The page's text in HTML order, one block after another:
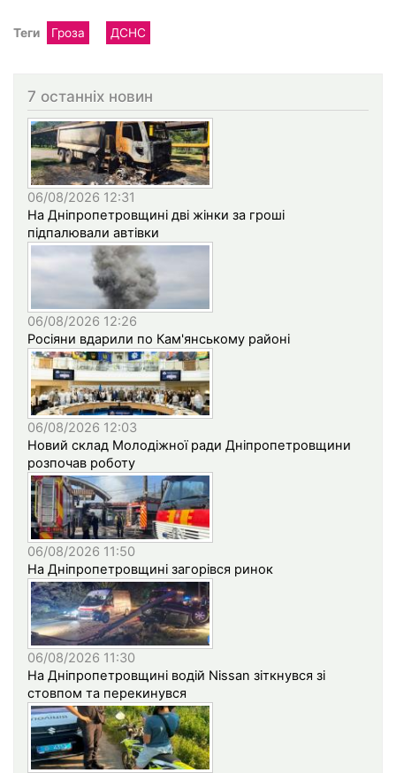
Теги Гроза ДСНС
7 останніх новин
06/08/2026 12:31
На Дніпропетровщині дві жінки за гроші
підпалювали автівки
06/08/2026 12:26
Росіяни вдарили по Кам'янському районі
06/08/2026 12:03
Новий склад Молодіжної ради Дніпропетровщини
розпочав роботу
06/08/2026 11:50
На Дніпропетровщині загорівся ринок
06/08/2026 11:30
На Дніпропетровщині водій Nissan зіткнувся зі
стовпом та перекинувся